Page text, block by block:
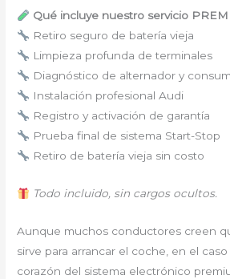
Qué incluye nuestro servicio
Retiro seguro de batería vieja
Limpieza profunda de terminales
Diagnóstico de alternador y
Instalación profesional Audi
Registro y activación de garantía
Prueba final de sistema Start-Stop
Retiro de batería vieja sin costo
Todo incluido, sin cargos ocultos.
Aunque muchos conductores creen
sirve para arrancar el coche, en el
corazón del sistema electrónico